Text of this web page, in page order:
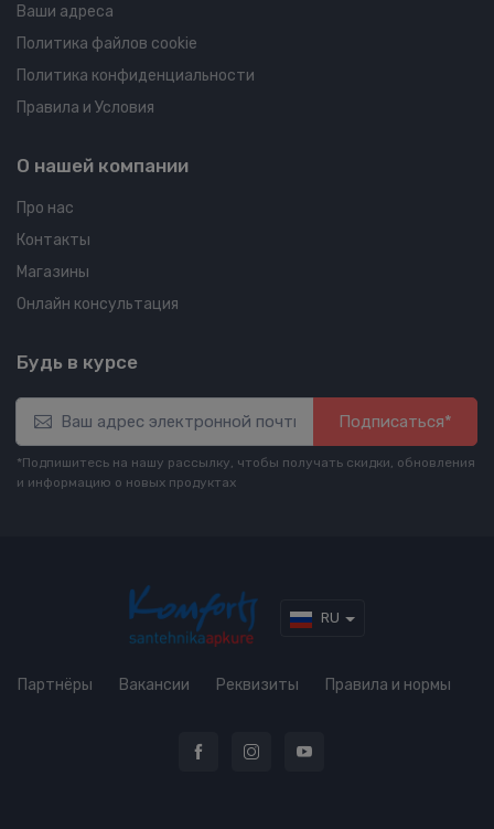
Ваши адреса
Политика файлов cookie
Политика конфиденциальности
Правила и Условия
О нашей компании
Про нас
Контакты
Магазины
Онлайн консультация
Будь в курсе
Подписаться*
*Подпишитесь на нашу рассылку, чтобы получать скидки, обновления
и информацию о новых продуктах
RU
Партнёры Вакансии Реквизиты Правила и нормы